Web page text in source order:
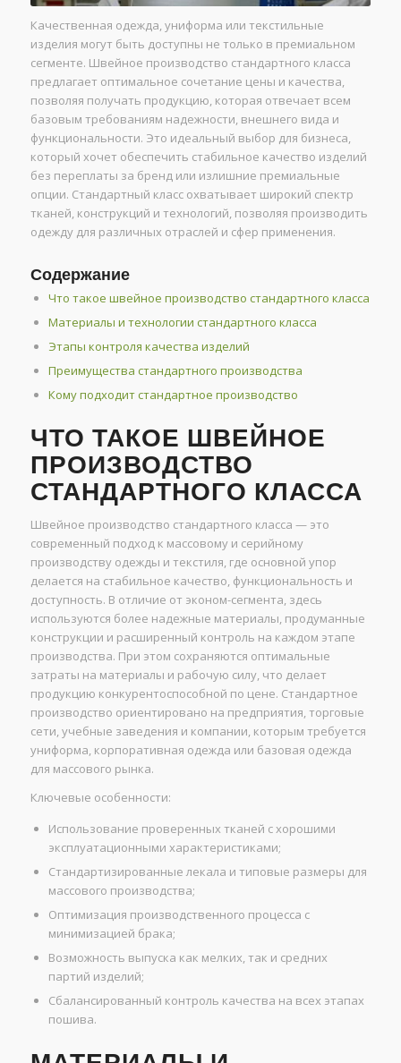
Качественная одежда, униформа или текстильные
изделия могут быть доступны не только в премиальном
сегменте. Швейное производство стандартного класса
предлагает оптимальное сочетание цены и качества,
позволяя получать продукцию, которая отвечает всем
базовым требованиям надежности, внешнего вида и
функциональности. Это идеальный выбор для бизнеса,
который хочет обеспечить стабильное качество изделий
без переплаты за бренд или излишние премиальные
опции. Стандартный класс охватывает широкий спектр
тканей, конструкций и технологий, позволяя производить
одежду для различных отраслей и сфер применения.
Содержание
Что такое швейное производство стандартного класса
Материалы и технологии стандартного класса
Этапы контроля качества изделий
Преимущества стандартного производства
Кому подходит стандартное производство
ЧТО ТАКОЕ ШВЕЙНОЕ
ПРОИЗВОДСТВО
СТАНДАРТНОГО КЛАССА
Швейное производство стандартного класса — это
современный подход к массовому и серийному
производству одежды и текстиля, где основной упор
делается на стабильное качество, функциональность и
доступность. В отличие от эконом-сегмента, здесь
используются более надежные материалы, продуманные
конструкции и расширенный контроль на каждом этапе
производства. При этом сохраняются оптимальные
затраты на материалы и рабочую силу, что делает
продукцию конкурентоспособной по цене. Стандартное
производство ориентировано на предприятия, торговые
сети, учебные заведения и компании, которым требуется
униформа, корпоративная одежда или базовая одежда
для массового рынка.
Ключевые особенности:
Использование проверенных тканей с хорошими
эксплуатационными характеристиками;
Стандартизированные лекала и типовые размеры для
массового производства;
Оптимизация производственного процесса с
минимизацией брака;
Возможность выпуска как мелких, так и средних
партий изделий;
Сбалансированный контроль качества на всех этапах
пошива.